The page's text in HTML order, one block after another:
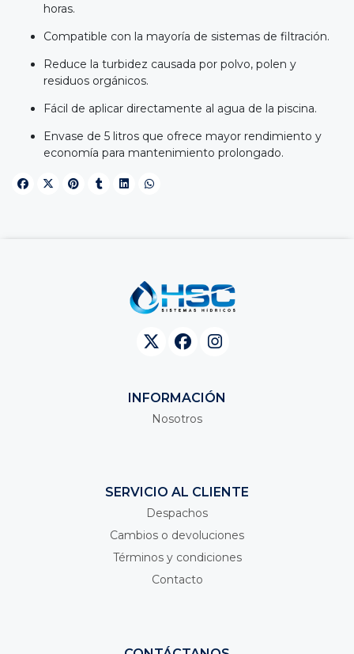
horas.
Compatible con la mayoría de sistemas de filtración.
Reduce la turbidez causada por polvo, polen y
residuos orgánicos.
Fácil de aplicar directamente al agua de la piscina.
Envase de 5 litros que ofrece mayor rendimiento y
economía para mantenimiento prolongado.
INFORMACIÓN
Nosotros
SERVICIO AL CLIENTE
Despachos
Cambios o devoluciones
Términos y condiciones
Contacto